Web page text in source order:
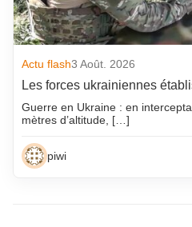
Actu flash3 Août. 2026
Les forces ukrainiennes
Guerre en Ukraine : en
mètres d’altitude, […]
piwi